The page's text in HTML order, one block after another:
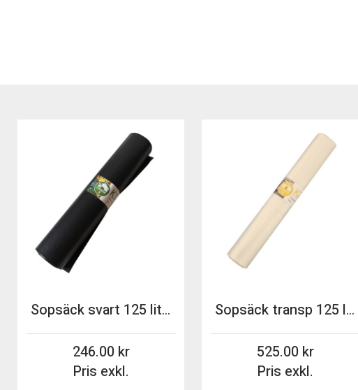
Sopsäck svart 125 lit coex K1 150st/fp
Pris exkl.
246.00
Sopsäck transp 125 lit coex K2 10st/rle 20rle/fp
Pris exkl.
525.00